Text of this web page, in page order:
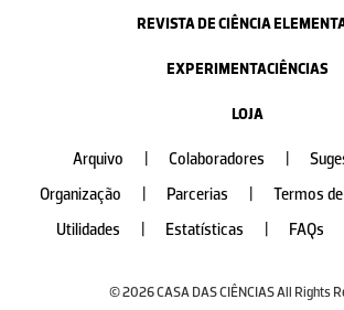
REVISTA DE CIÊNCIA
EXPERIMENTACIÊNCIAS
LOJA
Arquivo Colaboradores
Organização
Parcerias Termos
Utilidades
Estatísticas FAQs
© 2026 CASA DAS CIÊNCIAS All Rights